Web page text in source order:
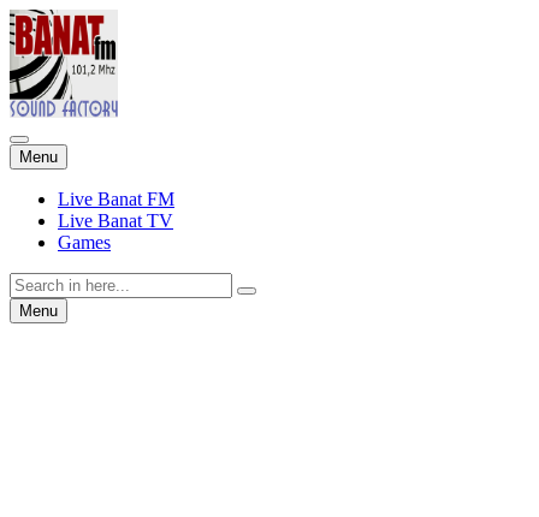
Menu Skip
to
content
Live Banat FM
Live Banat TV
Games
Search
for:Menu Skip
to